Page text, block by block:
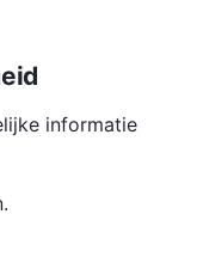
informatie